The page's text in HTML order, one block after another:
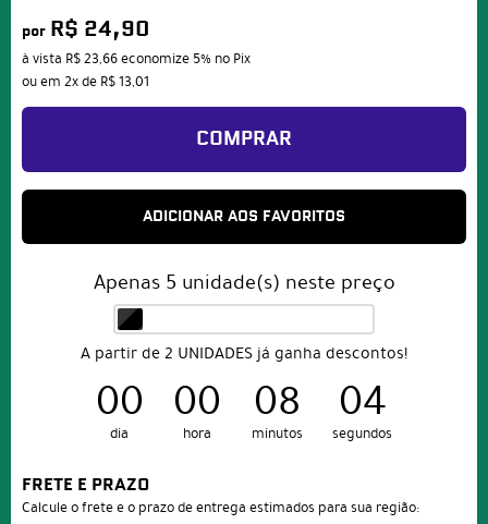
por R$ 24,90
à vista R$ 23,66economize 5% no Pix
ou em 2xde R$ 13,01
COMPRAR
ADICIONAR AOS FAVORITOS
Apenas 5 unidade(s) neste preço
A partir de 2 UNIDADES já ganha descontos!
00
dia
00
hora
08
minutos
04
segundos
FRETE E PRAZO
Calcule o frete e o prazo de entrega estimados para sua região: